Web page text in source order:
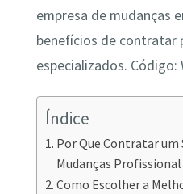
empresa de mudanças
benefícios de contratar
especializados. Código:
Índice
Por Que Contratar um
Mudanças
Como Escolher a